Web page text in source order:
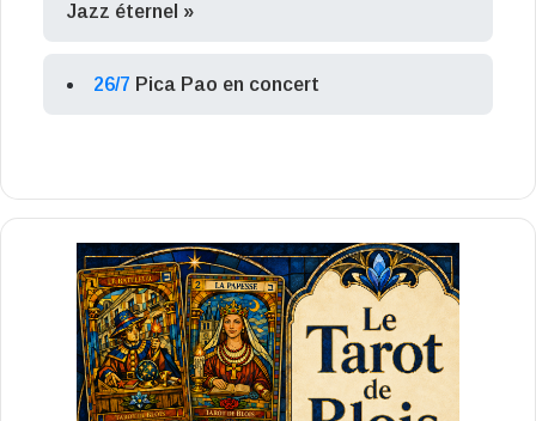
Jazz éternel »
26/7 Pica Pao en concert